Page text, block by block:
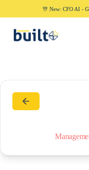
🎊 New: CFO AI -